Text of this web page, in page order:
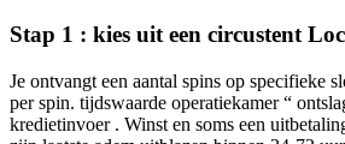
Stap 1 : kies uit een circustent
Je ontvangt een aantal spins op specifieke
per spin. tijdswaarde operatiekamer “
kredietinvoer . Winst en soms een